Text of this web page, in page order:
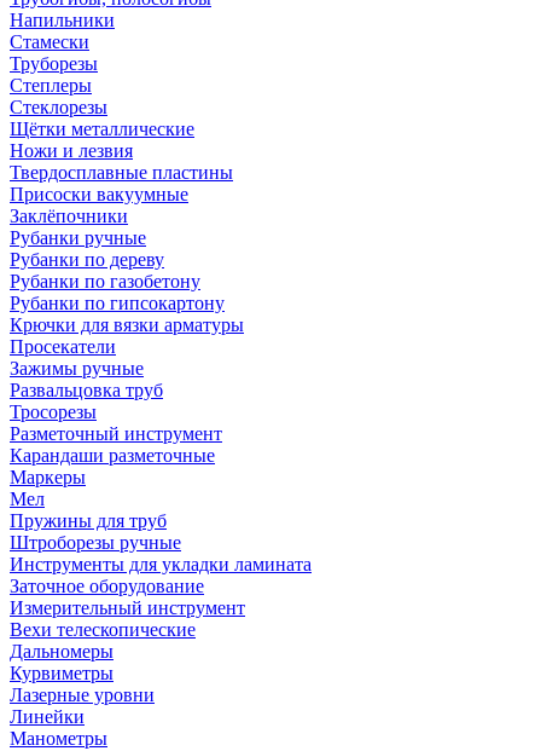
Напильники
Стамески
Труборезы
Степлеры
Стеклорезы
Щётки металлические
Ножи и лезвия
Твердосплавные пластины
Присоски вакуумные
Заклёпочники
Рубанки ручные
Рубанки по дереву
Рубанки по газобетону
Рубанки по гипсокартону
Крючки для вязки арматуры
Просекатели
Зажимы ручные
Развальцовка труб
Тросорезы
Разметочный инструмент
Карандаши разметочные
Маркеры
Мел
Пружины для труб
Штроборезы ручные
Инструменты для укладки ламината
Заточное оборудование
Измерительный инструмент
Вехи телескопические
Дальномеры
Курвиметры
Лазерные уровни
Линейки
Манометры